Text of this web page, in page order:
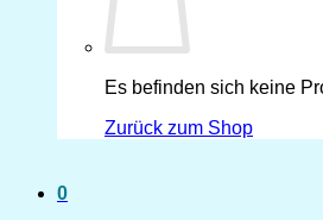
Es befinden sich keine
Zurück zum Shop
0